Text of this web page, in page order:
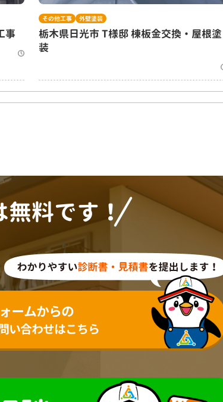
事
その他工事 外壁塗装
栃木県日光市 T様邸 棟板金交換・屋根塗
装
無料です！
ームからの
い合わせはこちら